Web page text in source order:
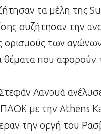
τα μέλη της
συζήτησαν την
των αγώνων
θέματα που αφορούν
Λανουά
με την Athens
την οργή του